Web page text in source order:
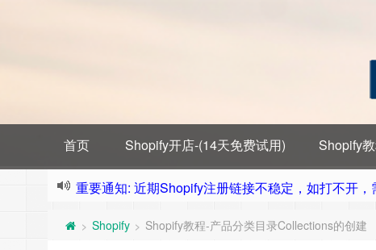
首页 Shopify开店-(14天免费试用) Shopify
重要通知: 近期Shopify注册链接不稳定，如打不开
> Shopify > Shopify教程-产品分类目录Collections的创建